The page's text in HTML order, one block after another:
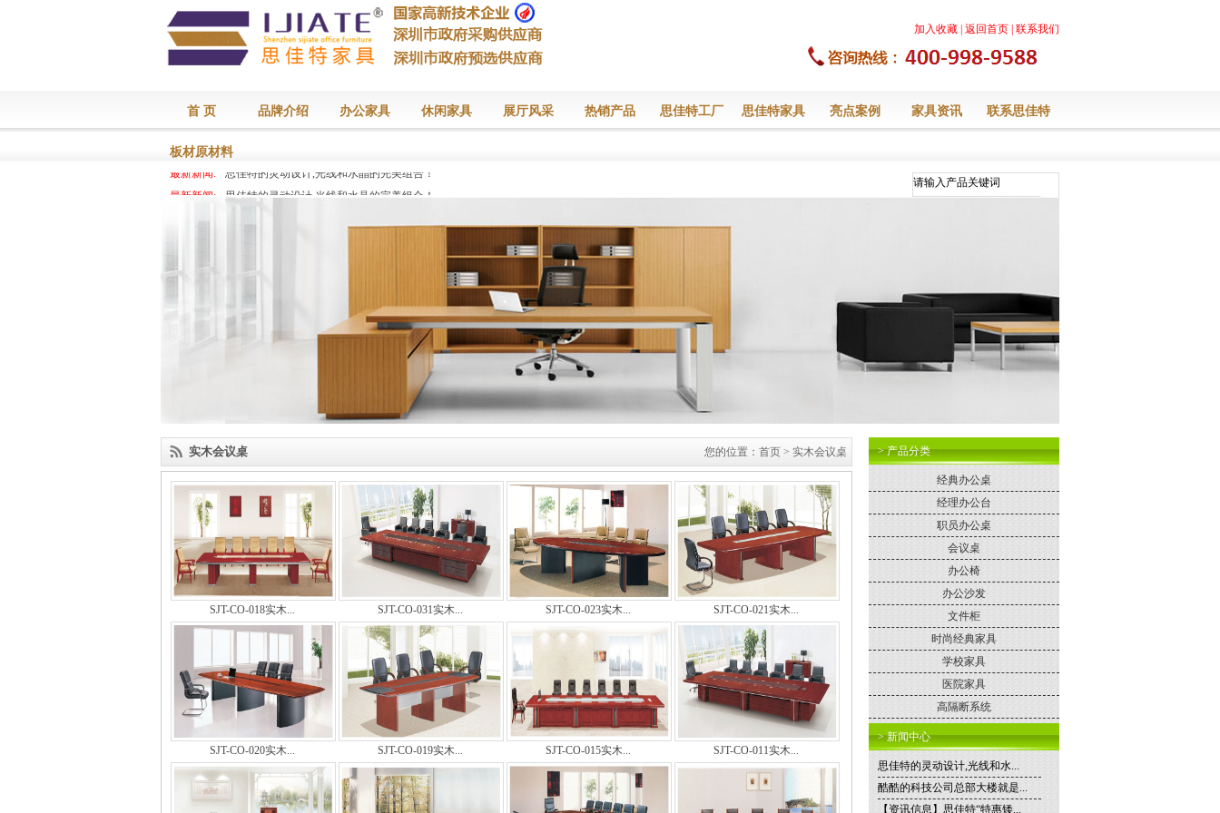
加入收藏 返回首页 联系我们
首 页 品牌介绍 办公家具 休闲家具 展厅风采 热销产品 思佳特工厂 思佳特家具 亮点案例 家具资讯 联系思佳特
板材原材料
思佳特的灵动设计,光线和水晶的完美组合！
实木会议桌 您的位置： 首页 > 实木会议桌
SJT-CO-018实木... SJT-CO-031实木... SJT-CO-023实木... SJT-CO-021实木...
SJT-CO-020实木... SJT-CO-019实木... SJT-CO-015实木... SJT-CO-011实木...
> 产品分类
经典办公桌
经理办公台
职员办公桌
会议桌
办公椅
办公沙发
文件柜
时尚经典家具
学校家具
医院家具
高隔断系统
> 新闻中心
思佳特的灵动设计,光线和水...
酷酷的科技公司总部大楼就是...
【资讯信息】思佳特“特惠矮...